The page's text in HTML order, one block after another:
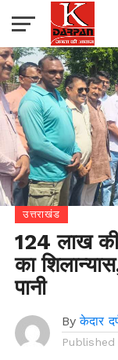
उत्तराखंड
124 लाख की
का
पानी
By केदार
Published